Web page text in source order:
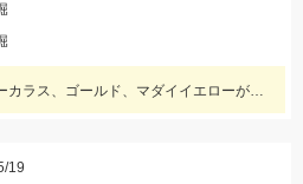
エサはコレコレスーパーカラス、ゴールド、マダイイエローが好釣果を叩き出しました！タックルはプロミネント海上釣堀両軸ＳＰの感度が最高です！
19